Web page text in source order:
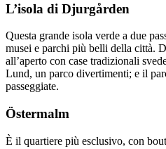
L’isola di Djurgården
Questa grande isola verde a due
musei e parchi più belli della città.
all’aperto con case tradizionali
Lund, un parco divertimenti; e il
passeggiate.
Östermalm
È il quartiere più esclusivo, con